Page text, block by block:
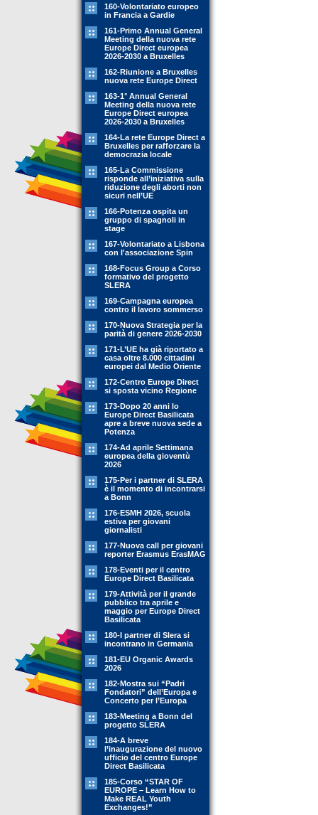
160-Volontariato europeo
in Francia a Gardie
161-Primo Annual General
Meeting della nuova rete
Europe Direct europea
2026-2030 a Bruxelles
162-Riunione a Bruxelles
nuova rete Europe Direct
163-1° Annual General
Meeting della nuova rete
Europe Direct europea
2026-2030 a Bruxelles
164-La rete Europe Direct a
Bruxelles per rafforzare la
democrazia locale
165-La Commissione
risponde all’iniziativa sulla
riduzione degli aborti non
sicuri nell’UE
166-Potenza ospita un
gruppo di spagnoli in
stage
167-Volontariato a Lisbona
con l'associazione Spin
168-Focus Group a Corso
formativo del progetto
SLERA
169-Campagna europea
contro il lavoro sommerso
170-Nuova Strategia per la
parità di genere 2026-2030
171-L’UE ha già riportato a
casa oltre 8.000 cittadini
europei dal Medio Oriente
172-Centro Europe Direct
si sposta vicino Regione
173-Dopo 20 anni lo
Europe Direct Basilicata
apre a breve nuova sede a
Potenza
174-Ad aprile Settimana
europea della gioventù
2026
175-Per i partner di SLERA
è il momento di incontrarsi
a Bonn
176-ESMH 2026, scuola
estiva per giovani
giornalisti
177-Nuova call per giovani
reporter Erasmus ErasMAG
178-Eventi per il centro
Europe Direct Basilicata
179-Attività per il grande
pubblico tra aprile e
maggio per Europe Direct
Basilicata
180-I partner di Slera si
incontrano in Germania
181-EU Organic Awards
2026
182-Mostra sui “Padri
Fondatori” dell’Europa e
Concerto per l’Europa
183-Meeting a Bonn del
progetto SLERA
184-A breve
l’inaugurazione del nuovo
ufficio del centro Europe
Direct Basilicata
185-Corso “STAR OF
EUROPE – Learn How to
Make REAL Youth
Exchanges!”